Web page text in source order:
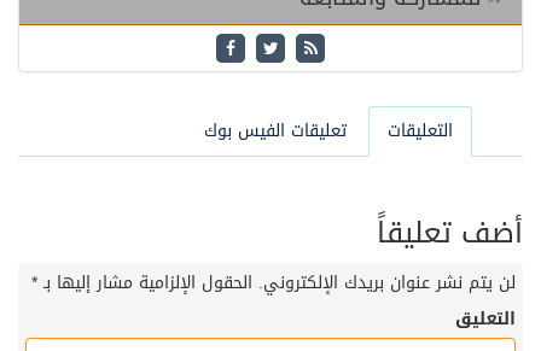
التعليقات تعليقات الفيس بوك
أضف تعليقاً
لن يتم نشر عنوان بريدك الإلكتروني. الحقول الإلزامية مشار إليها بـ*
التعليق